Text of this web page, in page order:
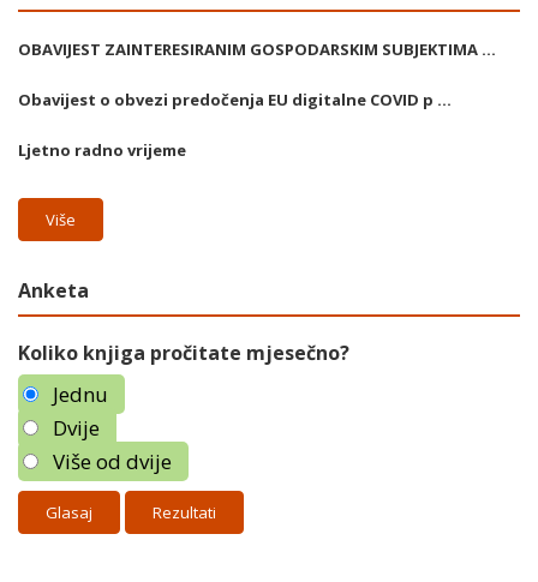
OBAVIJEST ZAINTERESIRANIM GOSPODARSKIM SUBJEKTIMA ...
Obavijest o obvezi predočenja EU digitalne COVID p ...
Ljetno radno vrijeme
Više
Anketa
Koliko knjiga pročitate mjesečno?
Jednu
Dvije
Više od dvije
Rezultati